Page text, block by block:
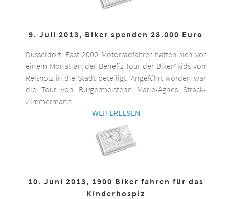
9. Juli 2013, Biker spenden 28.000 Euro
Düsseldorf. Fast 2000 Motorradfahrer hatten sich vor
einem Monat an der Benefiz-Tour der Biker4kids von
Reisholz in die Stadt beteiligt. Angeführt worden war
die Tour von Bürgermeisterin Marie-Agnes Strack-
Zimmermann.
WEITERLESEN
10. Juni 2013, 1900 Biker fahren für das
Kinderhospiz